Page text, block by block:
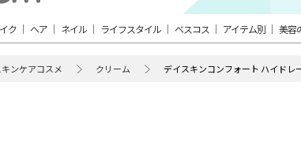
ク ヘア ネイル ライフスタイル ベスコス アイテム別 美容
キンケアコスメ クリーム デイスキンコンフォート ハイドレ